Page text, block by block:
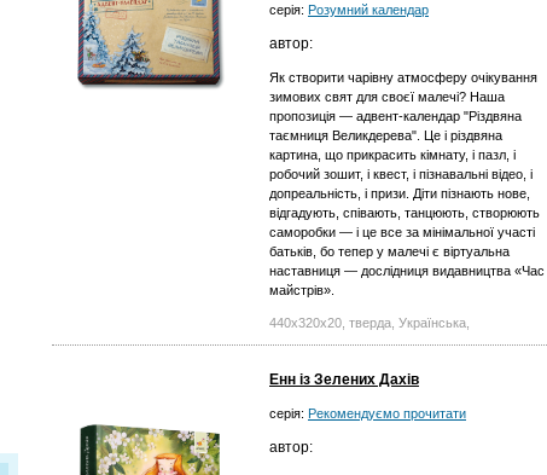
серія: Розумний календар
автор:
Як створити чарівну атмосферу очікування
зимових свят для своєї малечі? Наша
пропозиція — адвент-календар "Різдвяна
таємниця Великдерева". Це і різдвяна
картина, що прикрасить кімнату, і пазл, і
робочий зошит, і квест, і пізнавальні відео, і
допреальність, і призи. Діти пізнають нове,
відгадують, співають, танцюють, створюють
саморобки — і це все за мінімальної участі
батьків, бо тепер у малечі є віртуальна
наставниця — дослідниця видавництва «Час
майстрів».
440х320х20, тверда, Українська,
Енн із Зелених Дахів
серія: Рекомендуємо прочитати
автор: